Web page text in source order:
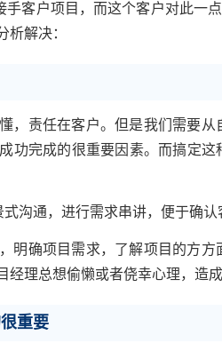
客户项目，而这个客户对此一
析解决：
责任在客户。但是我们需要从
功完成的很重要因素。而搞定
通，进行需求串讲，便于确认
确项目需求，了解项目的方方
理总想偷懒或者侥幸心理，造成
重要